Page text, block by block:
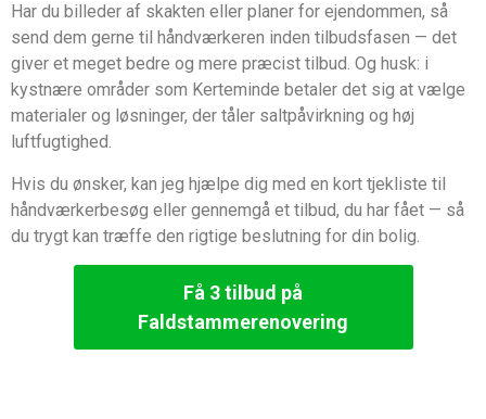
Har du billeder af skakten eller planer for ejendommen, så
send dem gerne til håndværkeren inden tilbudsfasen — det
giver et meget bedre og mere præcist tilbud. Og husk: i
kystnære områder som Kerteminde betaler det sig at vælge
materialer og løsninger, der tåler saltpåvirkning og høj
luftfugtighed.
Hvis du ønsker, kan jeg hjælpe dig med en kort tjekliste til
håndværkerbesøg eller gennemgå et tilbud, du har fået — så
du trygt kan træffe den rigtige beslutning for din bolig.
Få 3 tilbud på
Faldstammerenovering